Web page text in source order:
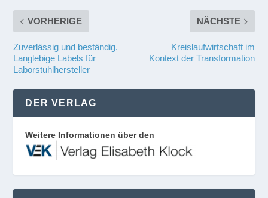
VORHERIGE
Zuverlässig und beständig.
Langlebige Labels für
Laborstuhlhersteller
NÄCHSTE
Kreislaufwirtschaft im
Kontext der Transformation
DER VERLAG
Weitere Informationen über den